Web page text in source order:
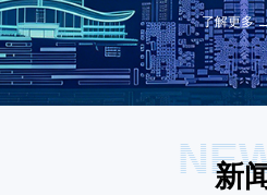
了解更多
新